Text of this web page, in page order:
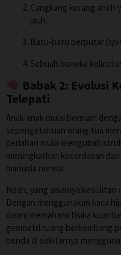
Cangkang kerang aneh
jauh.
Batu-batu berputar (
Sebuah boneka kelinci
Babak 2: Evolusi
Telepati
Anak-anak mulai bermain
sepengetahuan orang tua
perlahan mulai mengubah
meningkatkan kecerdasan
manusia normal.
Noah, yang awalnya
Dengan menggunakan kaca
dalam memahami fisika
geometri ruang berkembang
benda di sekitarnya